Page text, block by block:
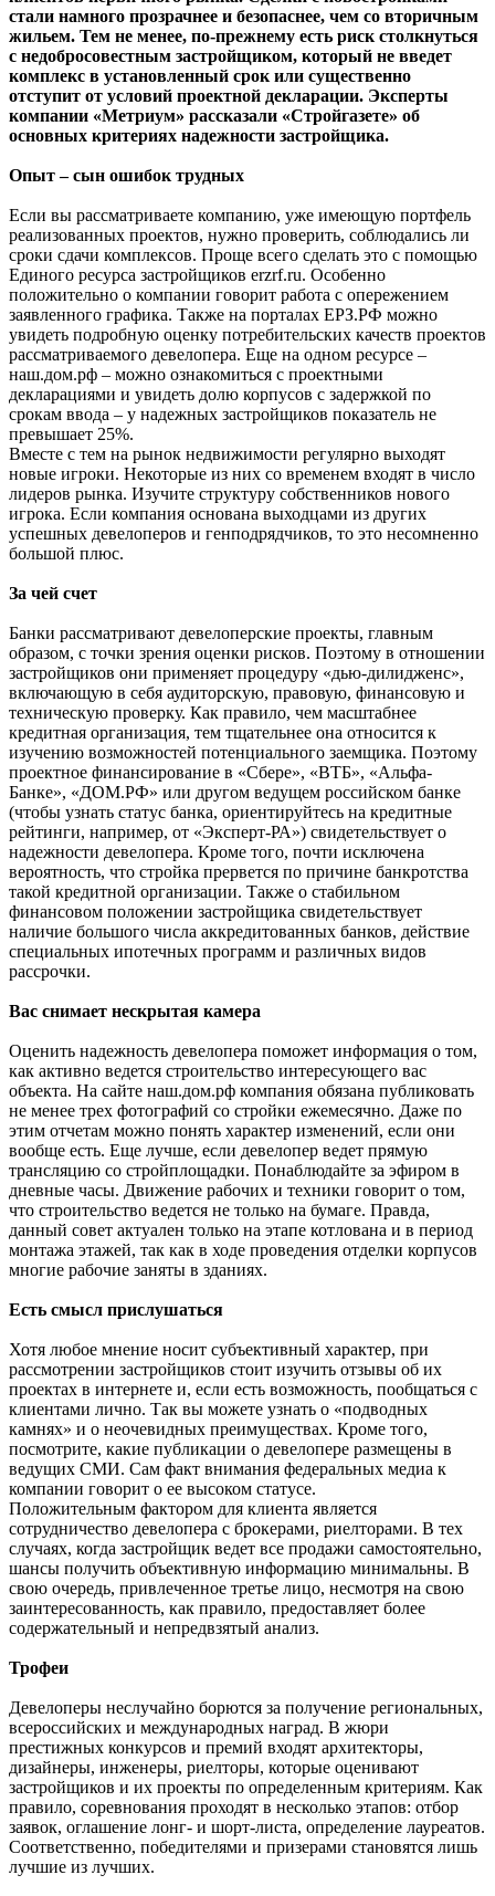
стали намного прозрачнее и безопаснее, чем со вторичным
жильем. Тем не менее, по-прежнему есть риск столкнуться
с недобросовестным застройщиком, который не введет
комплекс в установленный срок или существенно
отступит от условий проектной декларации. Эксперты
компании «Метриум» рассказали «Стройгазете» об
основных критериях надежности застройщика.
Опыт – сын ошибок трудных
Если вы рассматриваете компанию, уже имеющую портфель
реализованных проектов, нужно проверить, соблюдались ли
сроки сдачи комплексов. Проще всего сделать это с помощью
Единого ресурса застройщиков erzrf.ru. Особенно
положительно о компании говорит работа с опережением
заявленного графика. Также на порталах ЕРЗ.РФ можно
увидеть подробную оценку потребительских качеств проектов
рассматриваемого девелопера. Еще на одном ресурсе –
наш.дом.рф – можно ознакомиться с проектными
декларациями и увидеть долю корпусов с задержкой по
срокам ввода – у надежных застройщиков показатель не
превышает 25%.
Вместе с тем на рынок недвижимости регулярно выходят
новые игроки. Некоторые из них со временем входят в число
лидеров рынка. Изучите структуру собственников нового
игрока. Если компания основана выходцами из других
успешных девелоперов и генподрядчиков, то это несомненно
большой плюс.
За чей счет
Банки рассматривают девелоперские проекты, главным
образом, с точки зрения оценки рисков. Поэтому в отношении
застройщиков они применяет процедуру «дью-дилидженс»,
включающую в себя аудиторскую, правовую, финансовую и
техническую проверку. Как правило, чем масштабнее
кредитная организация, тем тщательнее она относится к
изучению возможностей потенциального заемщика. Поэтому
проектное финансирование в «Сбере», «ВТБ», «Альфа-
Банке», «ДОМ.РФ» или другом ведущем российском банке
(чтобы узнать статус банка, ориентируйтесь на кредитные
рейтинги, например, от «Эксперт-РА») свидетельствует о
надежности девелопера. Кроме того, почти исключена
вероятность, что стройка прервется по причине банкротства
такой кредитной организации. Также о стабильном
финансовом положении застройщика свидетельствует
наличие большого числа аккредитованных банков, действие
специальных ипотечных программ и различных видов
рассрочки.
Вас снимает нескрытая камера
Оценить надежность девелопера поможет информация о том,
как активно ведется строительство интересующего вас
объекта. На сайте наш.дом.рф компания обязана публиковать
не менее трех фотографий со стройки ежемесячно. Даже по
этим отчетам можно понять характер изменений, если они
вообще есть. Еще лучше, если девелопер ведет прямую
трансляцию со стройплощадки. Понаблюдайте за эфиром в
дневные часы. Движение рабочих и техники говорит о том,
что строительство ведется не только на бумаге. Правда,
данный совет актуален только на этапе котлована и в период
монтажа этажей, так как в ходе проведения отделки корпусов
многие рабочие заняты в зданиях.
Есть смысл прислушаться
Хотя любое мнение носит субъективный характер, при
рассмотрении застройщиков стоит изучить отзывы об их
проектах в интернете и, если есть возможность, пообщаться с
клиентами лично. Так вы можете узнать о «подводных
камнях» и о неочевидных преимуществах. Кроме того,
посмотрите, какие публикации о девелопере размещены в
ведущих СМИ. Сам факт внимания федеральных медиа к
компании говорит о ее высоком статусе.
Положительным фактором для клиента является
сотрудничество девелопера с брокерами, риелторами. В тех
случаях, когда застройщик ведет все продажи самостоятельно,
шансы получить объективную информацию минимальны. В
свою очередь, привлеченное третье лицо, несмотря на свою
заинтересованность, как правило, предоставляет более
содержательный и непредвзятый анализ.
Трофеи
Девелоперы неслучайно борются за получение региональных,
всероссийских и международных наград. В жюри
престижных конкурсов и премий входят архитекторы,
дизайнеры, инженеры, риелторы, которые оценивают
застройщиков и их проекты по определенным критериям. Как
правило, соревнования проходят в несколько этапов: отбор
заявок, оглашение лонг- и шорт-листа, определение лауреатов.
Соответственно, победителями и призерами становятся лишь
лучшие из лучших.